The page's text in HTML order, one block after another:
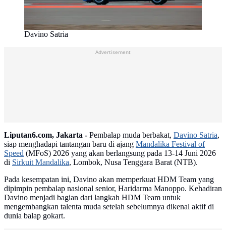
Davino Satria
Advertisement
Liputan6.com, Jakarta - Pembalap muda berbakat, Davino Satria,
siap menghadapi tantangan baru di ajang Mandalika Festival of
Speed (MFoS) 2026 yang akan berlangsung pada 13-14 Juni 2026
di Sirkuit Mandalika, Lombok, Nusa Tenggara Barat (NTB).
Pada kesempatan ini, Davino akan memperkuat HDM Team yang
dipimpin pembalap nasional senior, Haridarma Manoppo. Kehadiran
Davino menjadi bagian dari langkah HDM Team untuk
mengembangkan talenta muda setelah sebelumnya dikenal aktif di
dunia balap gokart.